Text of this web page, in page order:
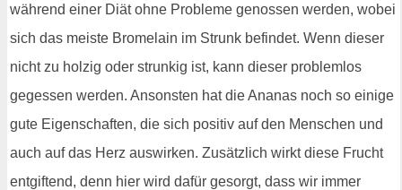
während einer Diät ohne Probleme genossen werden, wobei
sich das meiste Bromelain im Strunk befindet. Wenn dieser
nicht zu holzig oder strunkig ist, kann dieser problemlos
gegessen werden. Ansonsten hat die Ananas noch so einige
gute Eigenschaften, die sich positiv auf den Menschen und
auch auf das Herz auswirken. Zusätzlich wirkt diese Frucht
entgiftend, denn hier wird dafür gesorgt, dass wir immer